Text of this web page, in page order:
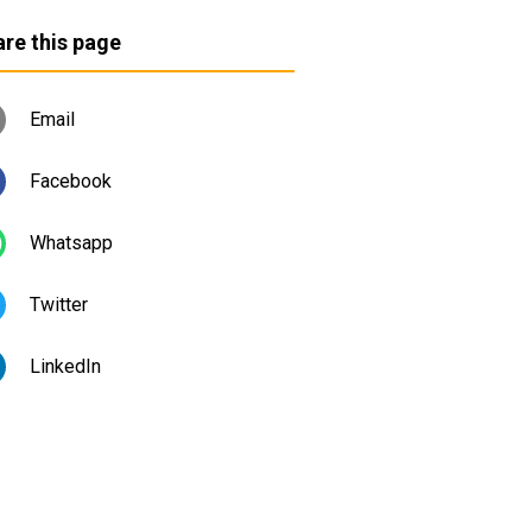
this page
Email
Facebook
Whatsapp
Twitter
LinkedIn